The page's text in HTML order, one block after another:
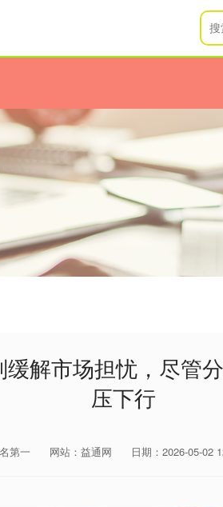
解市场担忧，尽管
压下行
第一 网站：益通网 日期：2026-05-02